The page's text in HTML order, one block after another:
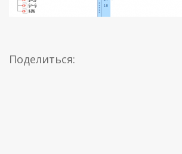
Поделиться: